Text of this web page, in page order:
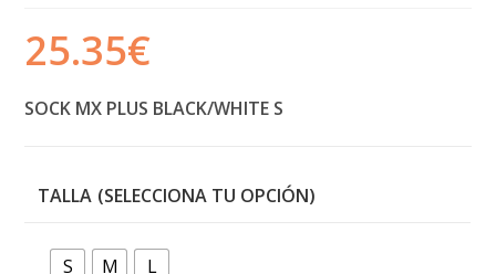
25.35€
SOCK MX PLUS BLACK/WHITE S
TALLA
S M L